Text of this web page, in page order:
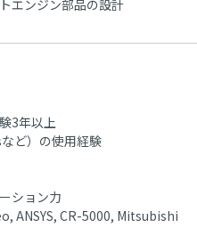
エンジン部品の設計
3年以上
ど）の使用経験
ション力
ANSYS, CR-5000, Mitsubishi